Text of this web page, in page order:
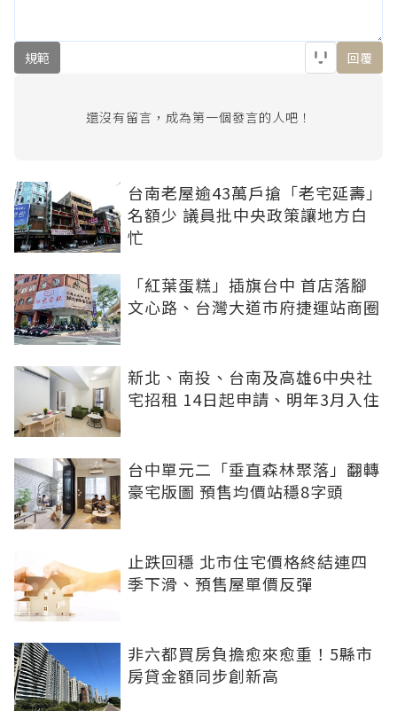
規範 回覆
還沒有留言，成為第一個發言的人吧！
台南老屋逾43萬戶搶「老宅延壽」
名額少 議員批中央政策讓地方白
忙
「紅葉蛋糕」插旗台中 首店落腳
文心路、台灣大道市府捷運站商圈
新北、南投、台南及高雄6中央社
宅招租 14日起申請、明年3月入住
台中單元二「垂直森林聚落」翻轉
豪宅版圖 預售均價站穩8字頭
止跌回穩 北市住宅價格終結連四
季下滑、預售屋單價反彈
非六都買房負擔愈來愈重！5縣市
房貸金額同步創新高